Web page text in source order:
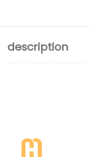
description